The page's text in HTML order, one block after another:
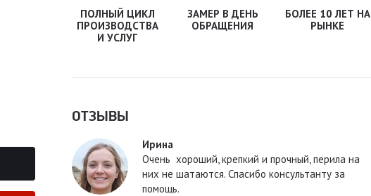
ПОЛНЫЙ ЦИКЛ
ПРОИЗВОДСТВА
И УСЛУГ
ЗАМЕР В ДЕНЬ
ОБРАЩЕНИЯ
БОЛЕЕ 10 ЛЕТ НА
РЫНКЕ
ОТЗЫВЫ
Ирина
Очень хороший, крепкий и прочный, перила на
них не шатаются. Спасибо консультанту за
помощь.